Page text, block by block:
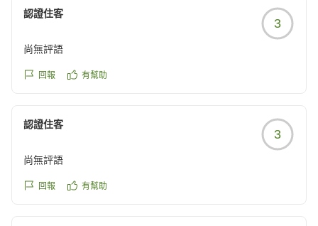
reviewId=33123478320350
認證住客
3
尚無評語
回報 有幫助
認證住客
3
尚無評語
回報 有幫助